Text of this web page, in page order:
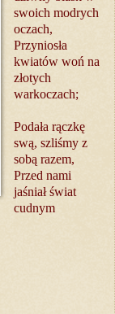
swoich modrych
oczach,
Przyniosła
kwiatów woń na
złotych
warkoczach;
Podała rączkę
swą, szliśmy z
sobą razem,
Przed nami
jaśniał świat
cudnym